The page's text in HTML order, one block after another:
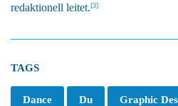
redaktionell leitet.[3]
TAGS
Dance Du Graphic